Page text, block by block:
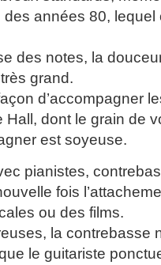
années 80, lequel
des notes, la
grand.
d’accompagner
dont le grain de
est soyeuse.
pianistes,
fois
ou des films.
la contrebasse
le guitariste